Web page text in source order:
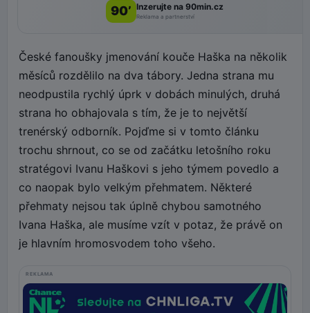
90’ Inzerujte na 90min.cz
Reklama a partnerství
České fanoušky jmenování kouče Haška na několik
měsíců rozdělilo na dva tábory. Jedna strana mu
neodpustila rychlý úprk v dobách minulých, druhá
strana ho obhajovala s tím, že je to největší
trenérský odborník. Pojďme si v tomto článku
trochu shrnout, co se od začátku letošního roku
stratégovi Ivanu Haškovi s jeho týmem povedlo a
co naopak bylo velkým přehmatem. Některé
přehmaty nejsou tak úplně chybou samotného
Ivana Haška, ale musíme vzít v potaz, že právě on
je hlavním hromosvodem toho všeho.
REKLAMA